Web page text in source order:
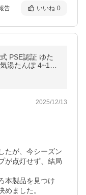
告 いいね 0
PSE認証 ゆた
湯たんぽ 4~12H
防止
2025/12/13
たが、今シーズン
が点灯せず、結局
本製品を見つけ
めました。